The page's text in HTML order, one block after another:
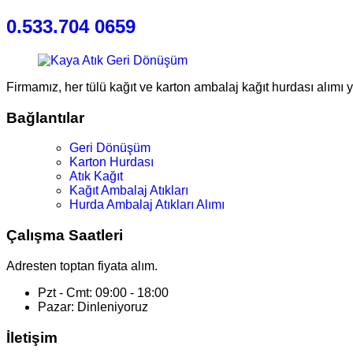
0.533.704 0659
Firmamız, her tülü kağıt ve karton ambalaj kağıt hurdası alımı
Bağlantılar
Geri Dönüşüm
Karton Hurdası
Atık Kağıt
Kağıt Ambalaj Atıkları
Hurda Ambalaj Atıkları Alımı
Çalışma Saatleri
Adresten toptan fiyata alım.
Pzt - Cmt: 09:00 - 18:00
Pazar: Dinleniyoruz
İletişim